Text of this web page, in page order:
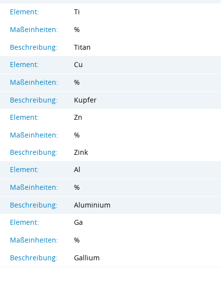
Element:
Ti
Maßeinheiten:
%
Beschreibung:
Titan
Element:
Cu
Maßeinheiten:
%
Beschreibung:
Kupfer
Element:
Zn
Maßeinheiten:
%
Beschreibung:
Zink
Element:
Al
Maßeinheiten:
%
Beschreibung:
Aluminium
Element:
Ga
Maßeinheiten:
%
Beschreibung:
Gallium